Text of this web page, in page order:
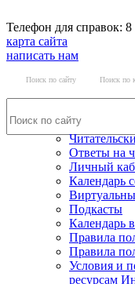
Телефон для справок:
карта сайта
написать нам
Поиск по сайту Поиск по
Ответы на
Личный
Календарь
Подкасты
Календарь
Правила
Правила
Условия и
ресурсам